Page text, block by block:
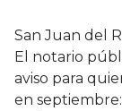
San Juan del
El notario
aviso para
en